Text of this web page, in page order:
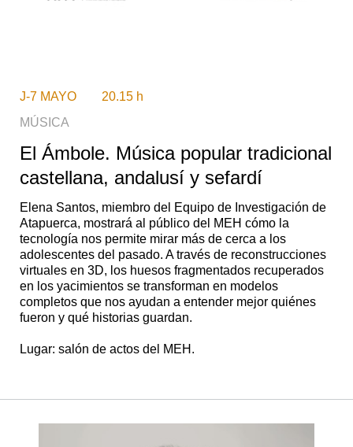
J-7 MAYO 20.15 h
MÚSICA
El Ámbole. Música popular tradicional
castellana, andalusí y sefardí
Elena Santos, miembro del Equipo de Investigación de
Atapuerca, mostrará al público del MEH cómo la
tecnología nos permite mirar más de cerca a los
adolescentes del pasado. A través de reconstrucciones
virtuales en 3D, los huesos fragmentados recuperados
en los yacimientos se transforman en modelos
completos que nos ayudan a entender mejor quiénes
fueron y qué historias guardan.
Lugar: salón de actos del MEH.